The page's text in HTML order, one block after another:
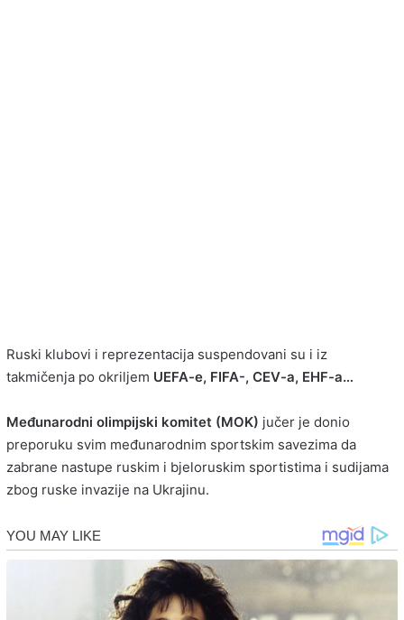
Ruski klubovi i reprezentacija suspendovani su i iz
takmičenja po okriljem UEFA-e, FIFA-, CEV-a, EHF-a…
Međunarodni olimpijski komitet (MOK) jučer je donio
preporuku svim međunarodnim sportskim savezima da
zabrane nastupe ruskim i bjeloruskim sportistima i sudijama
zbog ruske invazije na Ukrajinu.